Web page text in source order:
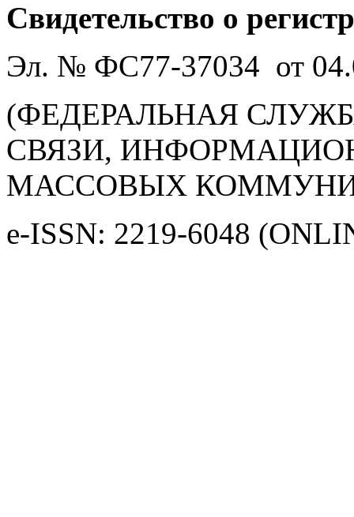
Свидетельство о
Эл. № ФС77-37034 от
(ФЕДЕРАЛЬНАЯ
СВЯЗИ,
МАССОВЫХ
e-ISSN: 2219-6048